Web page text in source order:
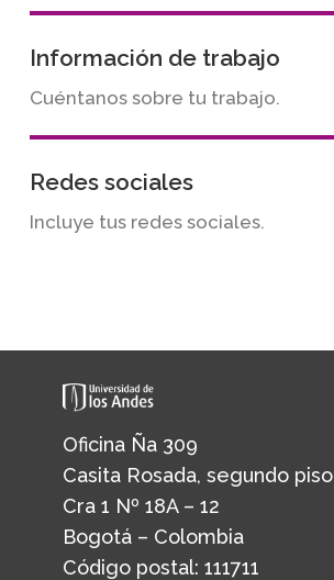
Información de trabajo
Cuéntanos sobre tu trabajo.
Redes sociales
Incluye tus redes sociales.
Oficina Ña 309
Casita Rosada, segundo piso
Cra 1 Nº 18A – 12
Bogotá – Colombia
Código postal: 111711